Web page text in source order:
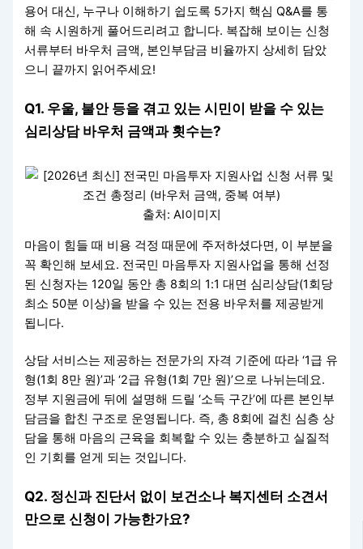
용어 대신, 누구나 이해하기 쉽도록 5가지 핵심 Q&A를 통
해 속 시원하게 풀어드리려고 합니다. 복잡해 보이는 신청
서류부터 바우처 금액, 본인부담금 비율까지 상세히 담았
으니 끝까지 읽어주세요!
Q1. 우울, 불안 등을 겪고 있는 시민이 받을 수 있는
심리상담 바우처 금액과 횟수는?
출처: AI이미지
마음이 힘들 때 비용 걱정 때문에 주저하셨다면, 이 부분을
꼭 확인해 보세요. 전국민 마음투자 지원사업을 통해 선정
된 신청자는 120일 동안 총 8회의 1:1 대면 심리상담(1회당
최소 50분 이상)을 받을 수 있는 전용 바우처를 제공받게
됩니다.
상담 서비스는 제공하는 전문가의 자격 기준에 따라 ‘1급 유
형(1회 8만 원)’과 ‘2급 유형(1회 7만 원)’으로 나뉘는데요.
정부 지원금에 뒤에 설명해 드릴 ‘소득 구간’에 따른 본인부
담금을 합친 구조로 운영됩니다. 즉, 총 8회에 걸친 심층 상
담을 통해 마음의 근육을 회복할 수 있는 충분하고 실질적
인 기회를 얻게 되는 것입니다.
Q2. 정신과 진단서 없이 보건소나 복지센터 소견서
만으로 신청이 가능한가요?